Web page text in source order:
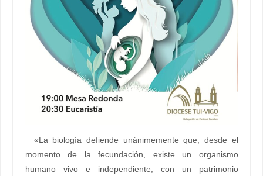
«La biología defiende unánimemente que, desde el
momento de la fecundación, existe un organismo
humano vivo e independiente, con un patrimonio